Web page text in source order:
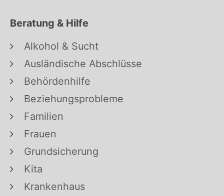
Beratung & Hilfe
Alkohol & Sucht
Ausländische Abschlüsse
Behördenhilfe
Beziehungsprobleme
Familien
Frauen
Grundsicherung
Kita
Krankenhaus